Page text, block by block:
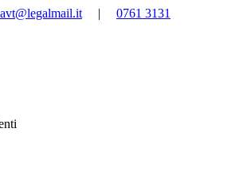
| 0761 3131